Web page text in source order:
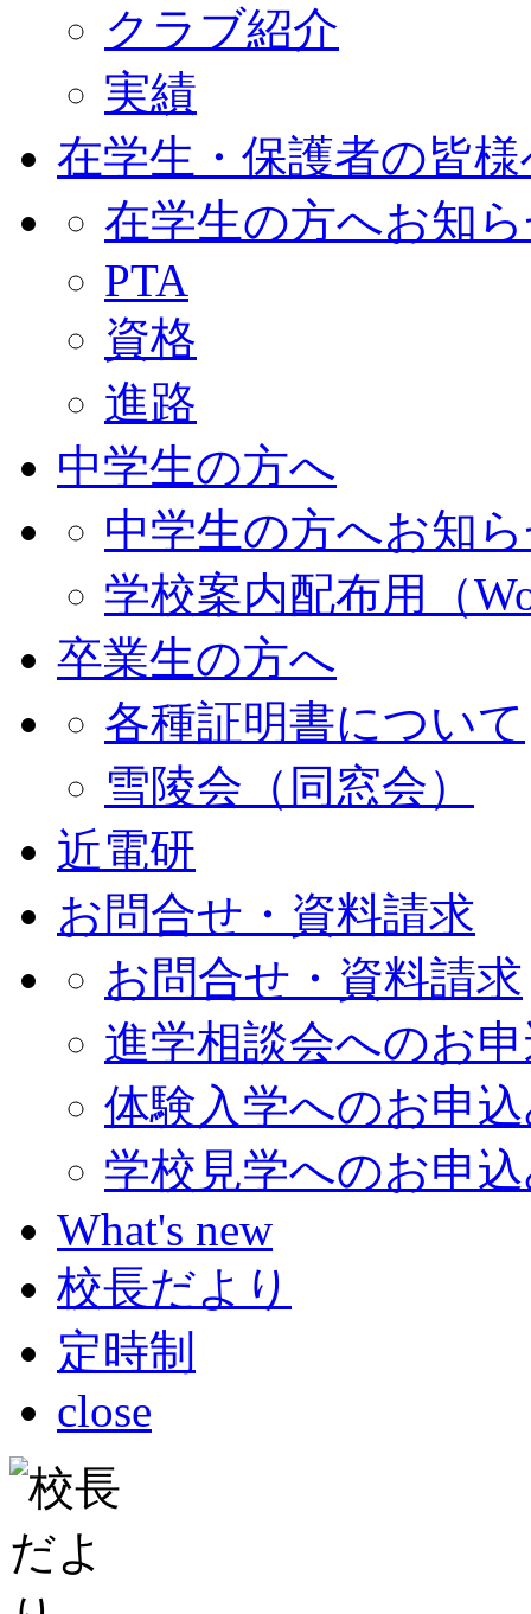
クラブ紹介
実績
在学生・保護者の皆
在学生の方へお知
PTA
資格
進路
中学生の方へ
中学生の方へお知
学校案内配布用（
卒業生の方へ
各種証明書について
雪陵会（同窓会）
近電研
お問合せ・資料請求
お問合せ・資料請求
進学相談会へのお
体験入学へのお申
学校見学へのお申
What's new
校長だより
定時制
close